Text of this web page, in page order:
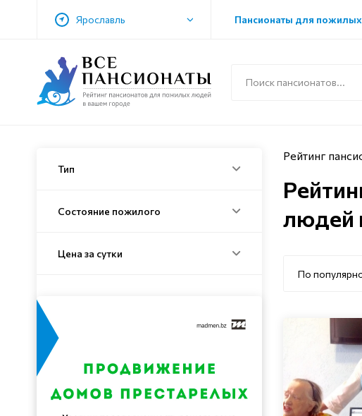
Ярославль Пансионаты для пожилых
Тип
Состояние пожилого
Цена за сутки
Рейтинг
людей
По